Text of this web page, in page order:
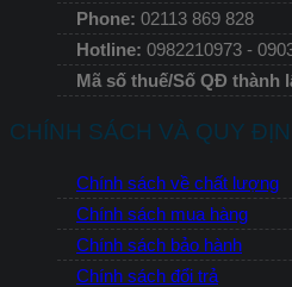
Phone: 02113 869 828
Hotline: 0982210973 -
Mã số thuế/Số QĐ thành
CHÍNH SÁCH VÀ QUY
Chính sách về chất lượng
Chính sách mua hàng
Chính sách bảo hành
Chính sách đổi trả